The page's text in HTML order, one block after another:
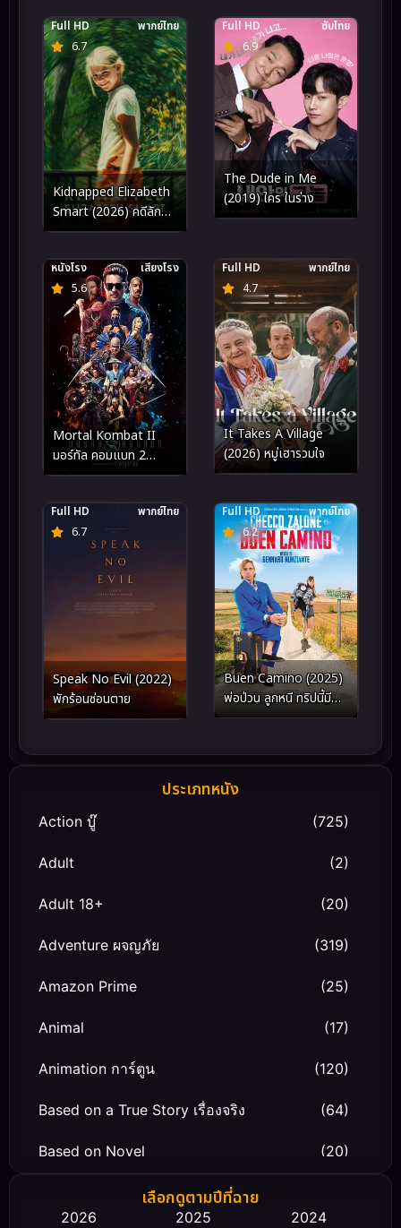
6.7
Full HD พากย์ไทย
Kidnapped Elizabeth
Smart (2026) คดีลักพา
ตัว เอลิซาเบธ สมาร์ท
6.9
Full HD ซับไทย
The Dude in Me
(2019) ใคร ในร่าง
5.6
หนังโรง เสียงโรง
Mortal Kombat II
มอร์ทัล คอมแบท 2
(2026)
4.7
Full HD พากย์ไทย
It Takes A Village
(2026) หมู่เฮารวมใจ
6.7
Full HD พากย์ไทย
Speak No Evil (2022)
พักร้อนซ่อนตาย
6.2
Full HD พากย์ไทย
Buen Camino (2025)
พ่อป่วน ลูกหนี ทริปนี้มีแต่
เรื่อง
ประเภทหนัง
Action บู๊ (725)
Adult (2)
Adult 18+ (20)
Adventure ผจญภัย (319)
Amazon Prime (25)
Animal (17)
Animation การ์ตูน (120)
Based on a True Story เรื่องจริง (64)
Based on Novel (20)
Biography ชีวิตจริงเลือกดูตามปีที่ฉาย
2026 2025
2024